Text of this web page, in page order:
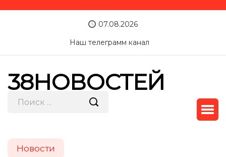
07.08.2026
Наш телеграмм канал
38НОВОСТЕЙ
Новости